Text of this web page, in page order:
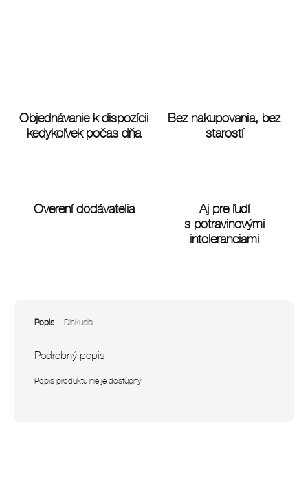
Objednávanie k dispozícii
kedykoľvek počas dňa
Bez nakupovania, bez
starostí
Overení dodávatelia
Aj pre ľudí
s potravinovými
intoleranciami
Popis Diskusia
Podrobný popis
Popis produktu nie je dostupný